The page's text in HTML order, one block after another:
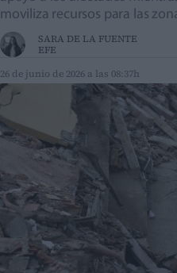
moviliza recursos para las
SARA DE LA FUENTE
EFE
26 de junio de 2026 a las 08:37h